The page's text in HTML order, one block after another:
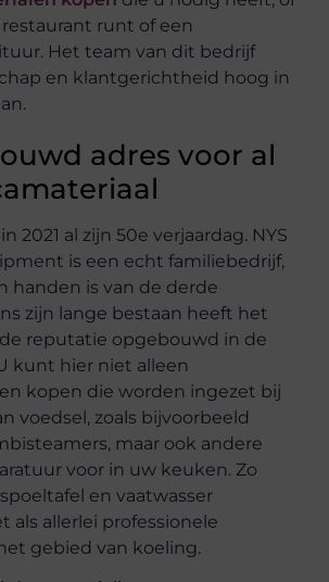
runt of een
Het team van dit bedrijf
en klantgerichtheid hoog in
adres voor al
2021 al zijn 50e verjaardag. NYS
is een echt familiebedrijf,
handen is van de derde
zijn lange bestaan heeft het
reputatie opgebouwd in de
kunt hier niet alleen
kopen die worden ingezet bij
voedsel, zoals bijvoorbeeld
maar ook andere
voor in uw keuken. Zo
en vaatwasser
als allerlei professionele
gebied van koeling.